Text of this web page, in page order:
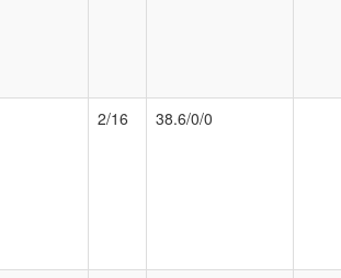
2/16 38.6/0/0